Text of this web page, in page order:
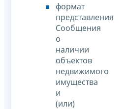
формат
представления
Сообщения
о
наличии
объектов
недвижимого
имущества
и
(или)